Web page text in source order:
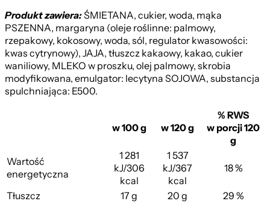
Produkt zawiera:ŚMIETANA, cukier, woda, mąka
PSZENNA, margaryna (oleje roślinne: palmowy,
rzepakowy, kokosowy, woda, sól, regulator kwasowości:
kwas cytrynowy), JAJA, tłuszcz kakaowy, kakao, cukier
waniliowy, MLEKO w proszku, olej palmowy, skrobia
modyfikowana, emulgator: lecytyna SOJOWA, substancja
spulchniająca: E500.
w 100 g w 120 g
% RWS
w porcji 120
g
Wartość
energetyczna
1 281
kJ/306
kcal
1 537
kJ/367
kcal
18 %
Tłuszcz 17 g 20 g
29 %